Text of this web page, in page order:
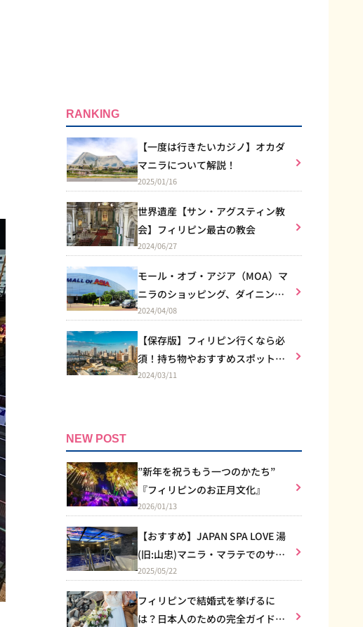
RANKING
【一度は行きたいカジノ】オカダ
マニラについて解説！
2025/01/16
世界遺産【サン・アグスティン教
会】フィリピン最古の教会
2024/06/27
モール・オブ・アジア（MOA）マ
ニラのショッピング、ダイニン
グ、エンターテイメントなど総合
2024/04/08
【保存版】フィリピン行くなら必
須！持ち物やおすすめスポット
は？
2024/03/11
NEW POST
”新年を祝うもう一つのかたち”
『フィリピンのお正月文化』
2026/01/13
【おすすめ】JAPAN SPA LOVE 湯
(旧:山忠)マニラ・マラテでのサウ
ナ体験
2025/05/22
フィリピンで結婚式を挙げるに
は？日本人のための完全ガイド｜